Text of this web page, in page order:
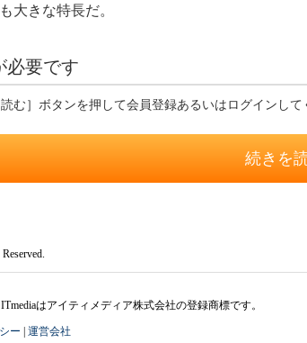
大きな特長だ。
必要です
む］ボタンを押して会員登録あるいはログインして
続きを
ITmediaはアイティメディア株式会社の登録商標です。
ー 運営会社